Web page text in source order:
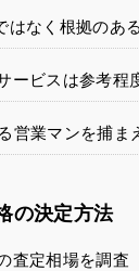
はなく根拠のあ
ービスは参考程
営業マンを捕ま
の決定方法
査定相場を調査